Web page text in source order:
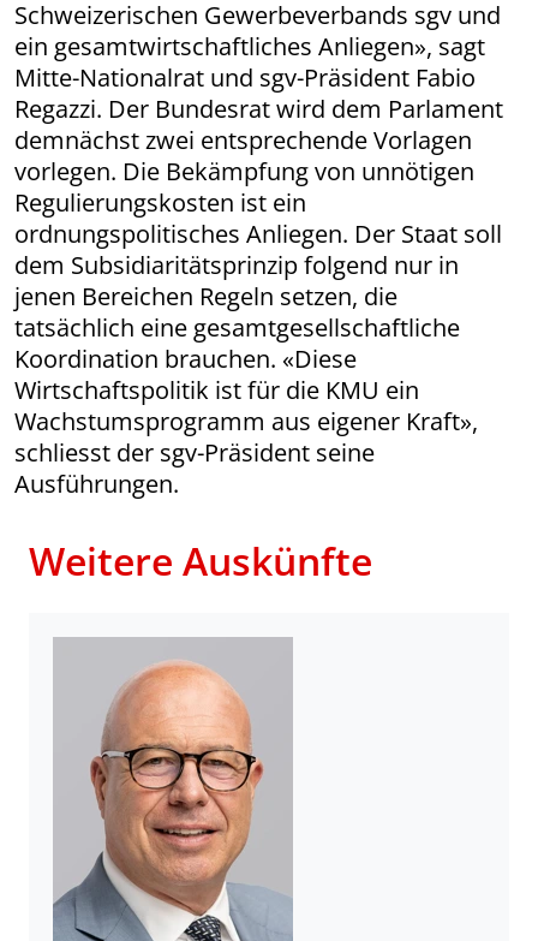
Schweizerischen Gewerbeverbands sgv und
ein gesamtwirtschaftliches Anliegen», sagt
Mitte-Nationalrat und sgv-Präsident Fabio
Regazzi. Der Bundesrat wird dem Parlament
demnächst zwei entsprechende Vorlagen
vorlegen. Die Bekämpfung von unnötigen
Regulierungskosten ist ein
ordnungspolitisches Anliegen. Der Staat soll
dem Subsidiaritätsprinzip folgend nur in
jenen Bereichen Regeln setzen, die
tatsächlich eine gesamtgesellschaftliche
Koordination brauchen. «Diese
Wirtschaftspolitik ist für die KMU ein
Wachstumsprogramm aus eigener Kraft»,
schliesst der sgv-Präsident seine
Ausführungen.
Weitere Auskünfte